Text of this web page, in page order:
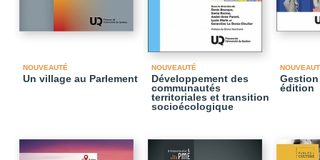
NOUVEAUTÉ
Un village au Parlement
NOUVEAUTÉ
Développement des
communautés
territoriales et transition
socioécologique
édition